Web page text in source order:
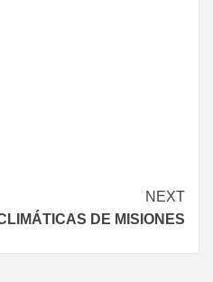
NEXT
DE MISIONES